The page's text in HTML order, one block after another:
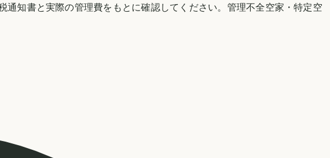
知書と実際の管理費をもとに確認してください。管理不全空家・特定空